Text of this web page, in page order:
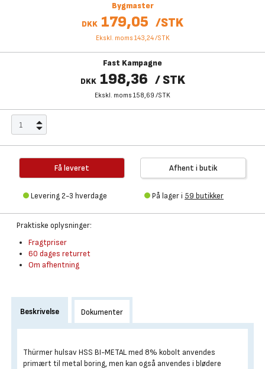
Bygmaster
DKK 179,05 /STK
Ekskl. moms 143,24/STK
Fast Kampagne
DKK 198,36 / STK
Ekskl. moms 158,69 /STK
Få leveret
Levering 2-3 hverdage
Afhent i butik
På lager i 59 butikker
Praktiske oplysninger:
Fragtpriser
60 dages returret
Om afhentning
Beskrivelse Dokumenter
Thürmer hulsav HSS BI-METAL med 8% kobolt anvendes
primært til metal boring, men kan også anvendes i blødere